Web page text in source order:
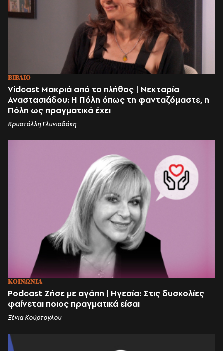
ΒΙΒΛΙΟ
Vidcast Μακριά από το πλήθος | Νεκταρία
Αναστασιάδου: Η Πόλη όπως τη φανταζόμαστε, η
Πόλη ως πραγματικά έχει
Κρυστάλλη Γλυνιαδάκη
ΚΟΙΝΩΝΙΑ
Podcast Ζήσε με αγάπη | Ηγεσία: Στις δυσκολίες
φαίνεται ποιος πραγματικά είσαι
Ξένια Κούρτογλου